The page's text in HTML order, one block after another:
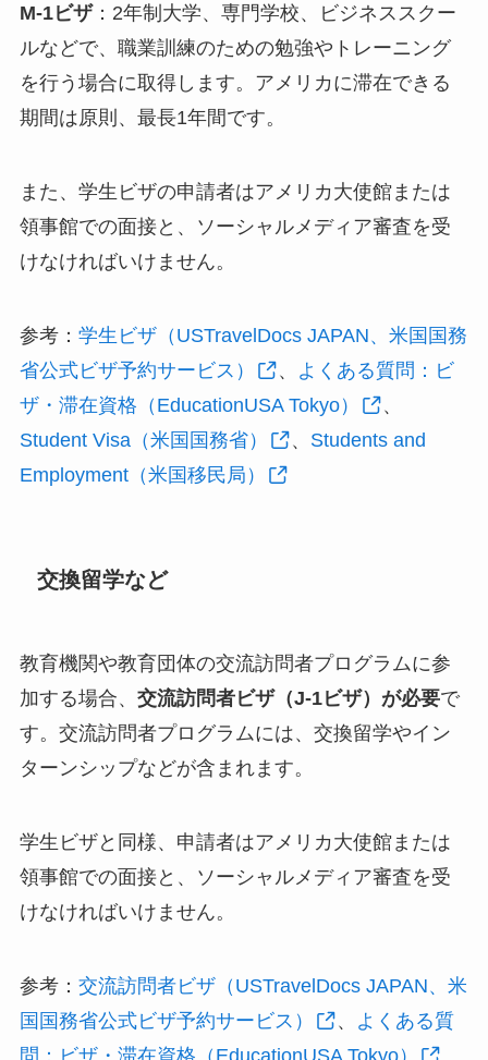
M-1ビザ：2年制大学、専門学校、ビジネススクー
ルなどで、職業訓練のための勉強やトレーニング
を行う場合に取得します。アメリカに滞在できる
期間は原則、最長1年間です。
また、学生ビザの申請者はアメリカ大使館または
領事館での面接と、ソーシャルメディア審査を受
けなければいけません。
参考： 学生ビザ（USTravelDocs JAPAN、米国国務
省公式ビザ予約サービス）
、 よくある質問：ビ
ザ・滞在資格（EducationUSA Tokyo）
、
Student Visa（米国国務省）
、 Students and
Employment（米国移民局）
交換留学など
教育機関や教育団体の交流訪問者プログラムに参
加する場合、 交流訪問者ビザ（J-1ビザ）が必要で
す。交流訪問者プログラムには、交換留学やイン
ターンシップなどが含まれます。
学生ビザと同様、申請者はアメリカ大使館または
領事館での面接と、ソーシャルメディア審査を受
けなければいけません。
参考： 交流訪問者ビザ（USTravelDocs JAPAN、米
国国務省公式ビザ予約サービス）
、 よくある質
問：ビザ・滞在資格（EducationUSA Tokyo）